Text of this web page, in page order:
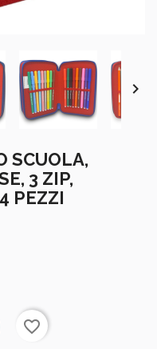

SCUOLA,
3 ZIP,
PEZZI
favorite_border